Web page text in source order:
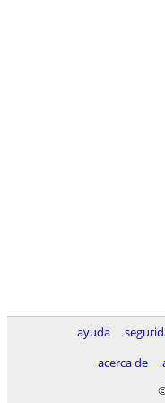
ayuda
acerca de